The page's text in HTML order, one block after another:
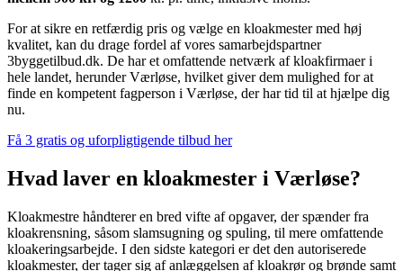
For at sikre en retfærdig pris og vælge en kloakmester med høj
kvalitet, kan du drage fordel af vores samarbejdspartner
3byggetilbud.dk. De har et omfattende netværk af kloakfirmaer i
hele landet, herunder Værløse, hvilket giver dem mulighed for at
finde en kompetent fagperson i Værløse, der har tid til at hjælpe dig
nu.
Få 3 gratis og uforpligtigende tilbud her
Hvad laver en kloakmester i Værløse?
Kloakmestre håndterer en bred vifte af opgaver, der spænder fra
kloakrensning, såsom slamsugning og spuling, til mere omfattende
kloakeringsarbejde. I den sidste kategori er det den autoriserede
kloakmester, der tager sig af anlæggelsen af kloakrør og brønde samt